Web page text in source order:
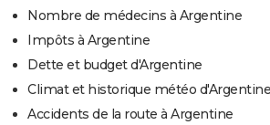
Nombre de médecins à Argentine
Impôts à Argentine
Dette et budget d'Argentine
Climat et historique météo d'Argentine
Accidents de la route à Argentine